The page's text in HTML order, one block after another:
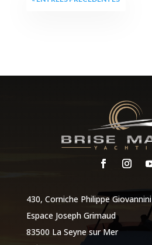
430, Corniche Philippe Giovannini
Espace Joseph Grimaud
83500 La Seyne sur Mer